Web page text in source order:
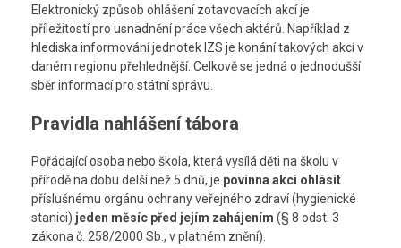
Elektronický způsob ohlášení zotavovacích akcí je
příležitostí pro usnadnění práce všech aktérů. Například z
hlediska informování jednotek IZS je konání takových akcí v
daném regionu přehlednější. Celkově se jedná o jednodušší
sběr informací pro státní správu.
Pravidla nahlášení tábora
Pořádající osoba nebo škola, která vysílá děti na školu v
přírodě na dobu delší než 5 dnů, je povinna akci ohlásit
příslušnému orgánu ochrany veřejného zdraví (hygienické
stanici) jeden měsíc před jejím zahájením (§ 8 odst. 3
zákona č. 258/2000 Sb., v platném znění).